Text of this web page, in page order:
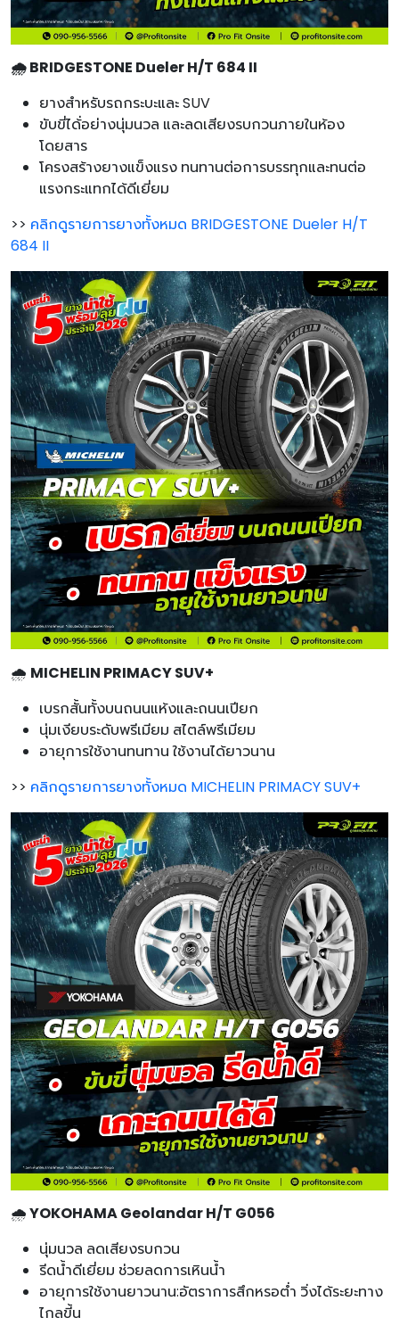
🌧️ BRIDGESTONE Dueler H/T 684 II
ยางสำหรับรถกระบะและ SUV
ขับขี่ได้่อย่างนุ่มนวล และลดเสียงรบกวนภายในห้อง
โดยสาร
โครงสร้างยางแข็งแรง ทนทานต่อการบรรทุกและทนต่อ
แรงกระแทกได้ดีเยี่ยม
>> คลิกดูรายการยางทั้งหมด BRIDGESTONE Dueler H/T
684 II
🌧️ MICHELIN PRIMACY SUV+
เบรกสั้นทั้งบนถนนแห้งและถนนเปียก
นุ่มเงียบระดับพรีเมียม สไตล์พรีเมียม
อายุการใช้งานทนทาน ใช้งานได้ยาวนาน
>> คลิกดูรายการยางทั้งหมด MICHELIN PRIMACY SUV+
🌧️YOKOHAMA Geolandar H/T G056
นุ่มนวล ลดเสียงรบกวน
รีดน้ำดีเยี่ยม ช่วยลดการเหินน้ำ
อายุการใช้งานยาวนาน:อัตราการสึกหรอต่ำ วิ่งได้ระยะทาง
ไกลขี้น